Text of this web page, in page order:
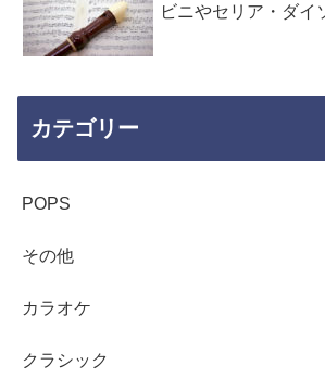
ビニやセリア・ダイ
カテゴリー
POPS
その他
カラオケ
クラシック